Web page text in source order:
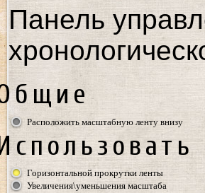
Панель
Расположить масштабную ленту внизу
Горизонтальной прокрутки ленты
Увеличения\уменьшения масштаба